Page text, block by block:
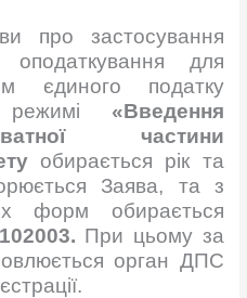
про застосування
для
єдиного податку
режимі «Введення
частини
обирається рік та
Заява, та з
форм обирається
При цьому за
орган ДПС